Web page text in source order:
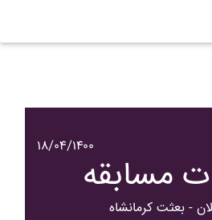
۱۸/۰۴/۱۴۰۰
مسابقه
- بعثت کرمانشاه